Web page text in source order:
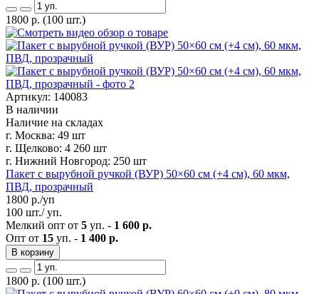
1800 р. (100 шт.)
Артикул: 140083
В наличии
Наличие на складах
г. Москва: 49 шт
г. Щелково: 4 260 шт
г. Нижний Новгород: 250 шт
Пакет с вырубной ручкой (ВУР) 50×60 см (+4 см), 60 мкм,
ПВД, прозрачный
1800 р./уп
100 шт./ уп.
Мелкий опт от 5 уп. - 1 600 р.
Опт от 15 уп. - 1 400 р.
В корзину
1800 р. (100 шт.)